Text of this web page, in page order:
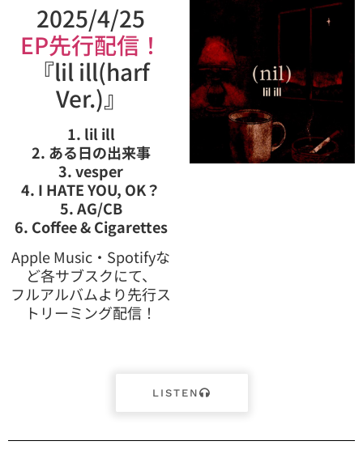
2025/4/25
EP先行配信！
『lil ill(harf
Ver.)』
1. lil ill
2. ある日の出来事
3. vesper
4. I HATE YOU, OK？
5. AG/CB
6. Coffee & Cigarettes
Apple Music・Spotifyな
ど各サブスクにて、
フルアルバムより先行ス
トリーミング配信！
LISTEN